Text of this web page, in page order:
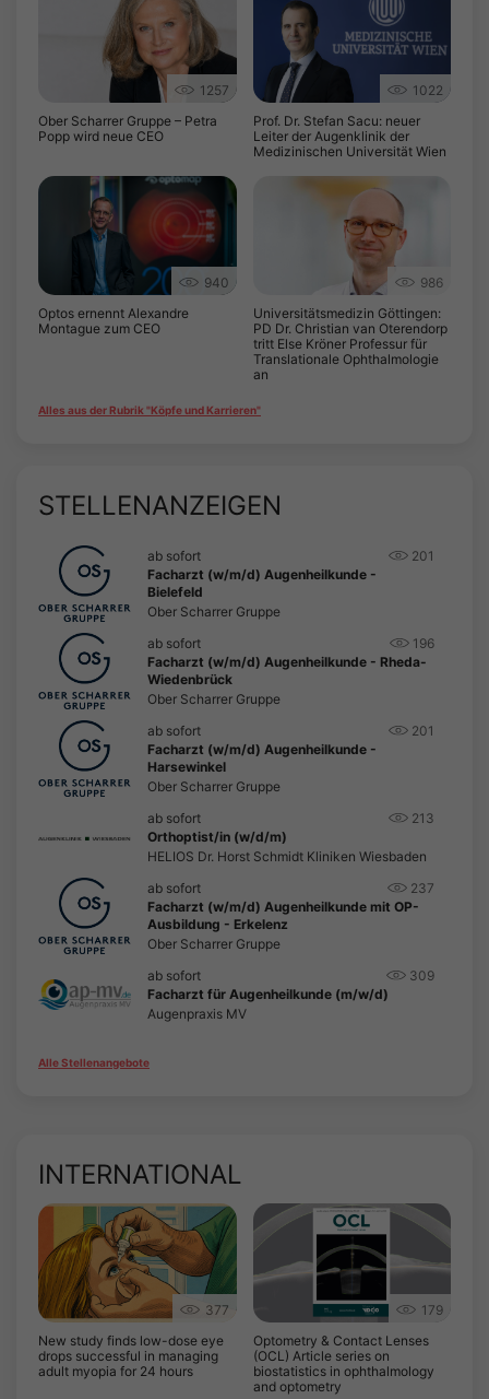
1257
Ober Scharrer Gruppe – Petra
Popp wird neue CEO
1022
Prof. Dr. Stefan Sacu: neuer
Leiter der Augenklinik der
Medizinischen Universität Wien
940
Optos ernennt Alexandre
Montague zum CEO
986
Universitätsmedizin Göttingen:
PD Dr. Christian van Oterendorp
tritt Else Kröner Professur für
Translationale Ophthalmologie
an
Alles aus der Rubrik "Köpfe und Karrieren"
STELLENANZEIGEN
ab sofort
201
Facharzt (w/m/d) Augenheilkunde -
Bielefeld
Ober Scharrer Gruppe
ab sofort
196
Facharzt (w/m/d) Augenheilkunde - Rheda-
Wiedenbrück
Ober Scharrer Gruppe
ab sofort
201
Facharzt (w/m/d) Augenheilkunde -
Harsewinkel
Ober Scharrer Gruppe
ab sofort
213
Orthoptist/in (w/d/m)
HELIOS Dr. Horst Schmidt Kliniken Wiesbaden
ab sofort
237
Facharzt (w/m/d) Augenheilkunde mit OP-
Ausbildung - Erkelenz
Ober Scharrer Gruppe
ab sofort
309
Facharzt für Augenheilkunde (m/w/d)
Augenpraxis MV
Alle Stellenangebote
INTERNATIONAL
377
New study finds low-dose eye
drops successful in managing
adult myopia for 24 hours
179
Optometry & Contact Lenses
(OCL) Article series on
biostatistics in ophthalmology
and optometry